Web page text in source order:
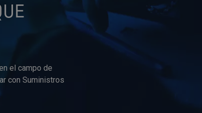
el campo de
con Suministros